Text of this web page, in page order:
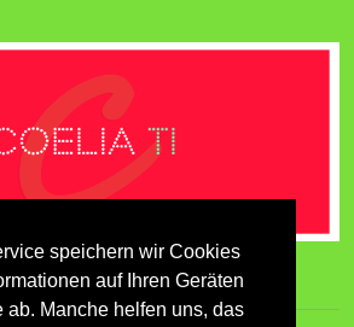
speichern wir Cookies
auf Ihren Geräten
ab. Manche helfen uns, das
und Menschen